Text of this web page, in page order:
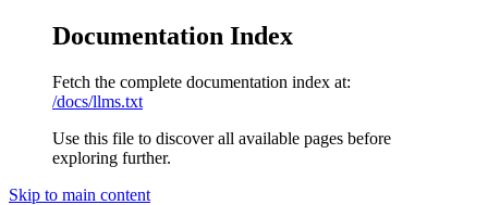
Documentation Index
Fetch the complete documentation index at:
/docs/llms.txt
Use this file to discover all available pages before
exploring further.
Skip to main content